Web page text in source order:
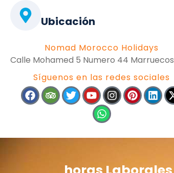
Ubicación
Nomad Morocco Holidays
Calle Mohamed 5 Numero 44 Marruecos
Síguenos en las redes sociales